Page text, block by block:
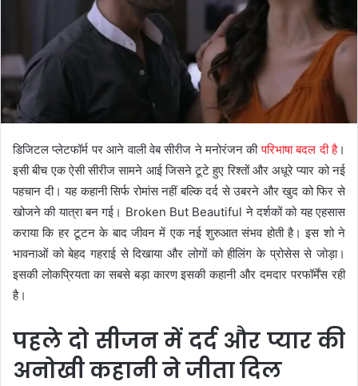
डिजिटल प्लेटफॉर्म पर आने वाली वेब सीरीज ने मनोरंजन कीपरिभाषा बदल दी है।
इसी बीच एक ऐसी सीरीज सामने आई जिसने टूटे हुए रिश्तों और अधूरे प्यार को नई
पहचान दी। यह कहानी सिर्फ रोमांस नहीं बल्कि दर्द से उबरने और खुद को फिर से
खोजने की यात्रा बन गई। Broken But Beautiful ने दर्शकों को यह एहसास
कराया कि हर टूटन के बाद जीवन में एक नई शुरुआत संभव होती है। इस शो ने
भावनाओं को बेहद गहराई से दिखाया और लोगों को हीलिंग के प्रोसेस से जोड़ा।
इसकी लोकप्रियता का सबसे बड़ा कारण इसकी कहानी और दमदार परफॉर्मेंस रही
है।
पहले दो सीजन में दर्द और प्यार की
अनोखी कहानी ने जीता दिल